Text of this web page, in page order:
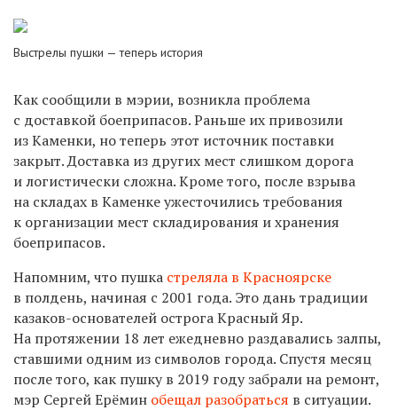
Выстрелы пушки — теперь история
Как сообщили в мэрии, возникла проблема
с доставкой боеприпасов. Раньше их привозили
из Каменки, но теперь этот источник поставки
закрыт. Доставка из других мест слишком дорога
и логистически сложна. Кроме того, после взрыва
на складах в Каменке ужесточились требования
к организации мест складирования и хранения
боеприпасов.
Напомним, что пушка стреляла в Красноярске
в полдень, начиная с 2001 года. Это дань традиции
казаков-основателей острога Красный Яр.
На протяжении 18 лет ежедневно раздавались залпы,
ставшими одним из символов города. Спустя месяц
после того, как пушку в 2019 году забрали на ремонт,
мэр Сергей Ерёмин обещал разобраться в ситуации.